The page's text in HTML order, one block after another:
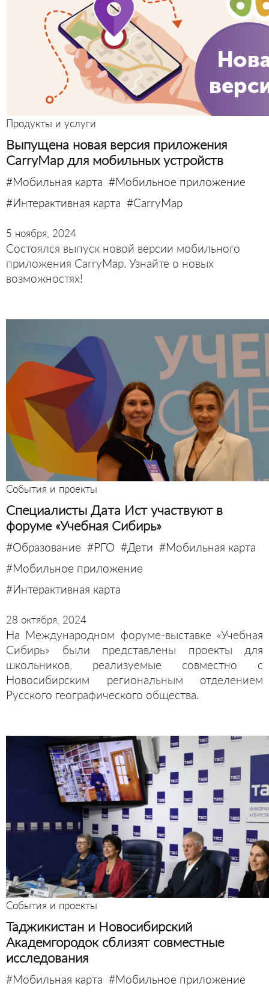
Продукты и услуги
Выпущена новая версия приложения
CarryMap для мобильных устройств
#Мобильная карта #Мобильное приложение
#Интерактивная карта #CarryMap
5 ноября, 2024
Состоялся выпуск новой версии мобильного
приложения CarryMap. Узнайте о новых
возможностях!
События и проекты
Специалисты Дата Ист участвуют в
форуме «Учебная Сибирь»
#Образование #РГО #Дети #Мобильная карта
#Мобильное приложение
#Интерактивная карта
28 октября, 2024
На Международном форуме-выставке «Учебная
Сибирь» были представлены проекты для
школьников, реализуемые совместно с
Новосибирским региональным отделением
Русского географического общества.
События и проекты
Таджикистан и Новосибирский
Академгородок сблизят совместные
исследования
#Мобильная карта #Мобильное приложение